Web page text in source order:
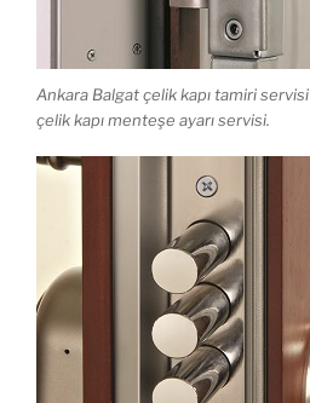
Ankara Balgat çelik kapı tamiri servisi
çelik kapı menteşe ayarı servisi.